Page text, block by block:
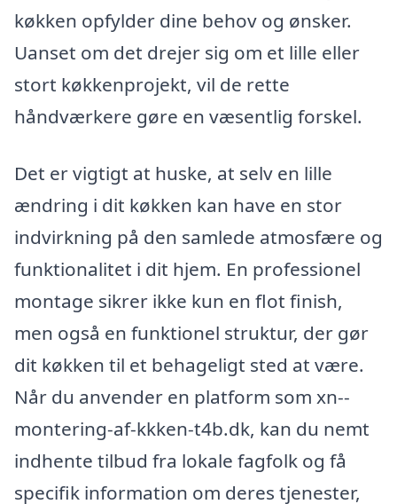
køkken opfylder dine behov og ønsker.
Uanset om det drejer sig om et lille eller
stort køkkenprojekt, vil de rette
håndværkere gøre en væsentlig forskel.
Det er vigtigt at huske, at selv en lille
ændring i dit køkken kan have en stor
indvirkning på den samlede atmosfære og
funktionalitet i dit hjem. En professionel
montage sikrer ikke kun en flot finish,
men også en funktionel struktur, der gør
dit køkken til et behageligt sted at være.
Når du anvender en platform som xn--
montering-af-kkken-t4b.dk, kan du nemt
indhente tilbud fra lokale fagfolk og få
specifik information om deres tjenester,